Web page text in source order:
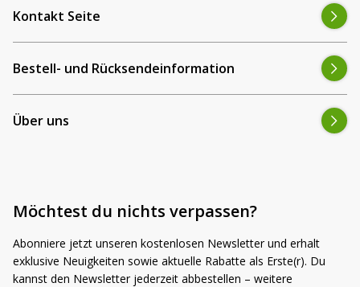
Kontakt Seite
Bestell- und Rücksendeinformation
Über uns
Möchtest du nichts verpassen?
Abonniere jetzt unseren kostenlosen Newsletter und erhalt
exklusive Neuigkeiten sowie aktuelle Rabatte als Erste(r). Du
kannst den Newsletter jederzeit abbestellen – weitere